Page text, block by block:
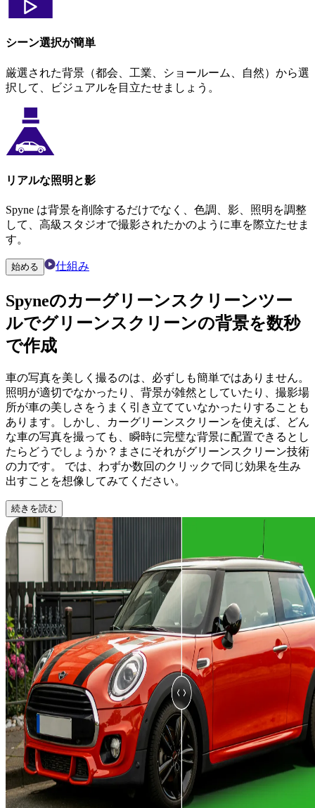
シーン選択が簡単
厳選された背景（都会、工業、ショールーム、自然）から選
択して、ビジュアルを目立たせましょう。
リアルな照明と影
Spyne は背景を削除するだけでなく、色調、影、照明を調整
して、高級スタジオで撮影されたかのように車を際立たせま
す。
始める 仕組み
Spyneのカーグリーンスクリーンツー
ルでグリーンスクリーンの背景を数秒
で作成
車の写真を美しく撮るのは、必ずしも簡単ではありません。
照明が適切でなかったり、背景が雑然としていたり​​、撮影場
所が車の美しさをうまく引き立てていなかったりすることも
あります。しかし、カーグリーンスクリーンを使えば、どん
な車の写真を撮っても、瞬時に完璧な背景に配置できるとし
たらどうでしょうか？まさにそれがグリーンスクリーン技術
の力です。 では、わずか数回のクリックで同じ効果を生み
出すことを想像してみてください。
続きを読む